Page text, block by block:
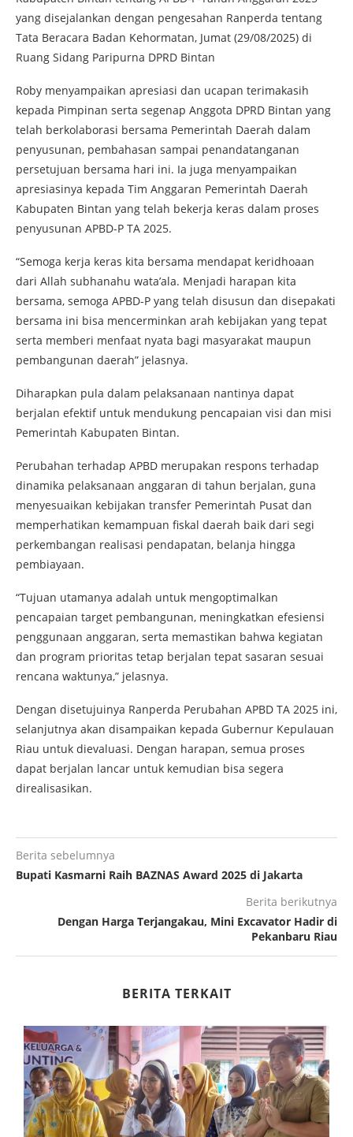
yang disejalankan dengan pengesahan Ranperda tentang
Tata Beracara Badan Kehormatan, Jumat (29/08/2025) di
Ruang Sidang Paripurna DPRD Bintan
Roby menyampaikan apresiasi dan ucapan terimakasih
kepada Pimpinan serta segenap Anggota DPRD Bintan yang
telah berkolaborasi bersama Pemerintah Daerah dalam
penyusunan, pembahasan sampai penandatanganan
persetujuan bersama hari ini. Ia juga menyampaikan
apresiasinya kepada Tim Anggaran Pemerintah Daerah
Kabupaten Bintan yang telah bekerja keras dalam proses
penyusunan APBD-P TA 2025.
“Semoga kerja keras kita bersama mendapat keridhoaan
dari Allah subhanahu wata’ala. Menjadi harapan kita
bersama, semoga APBD-P yang telah disusun dan disepakati
bersama ini bisa mencerminkan arah kebijakan yang tepat
serta memberi menfaat nyata bagi masyarakat maupun
pembangunan daerah” jelasnya.
Diharapkan pula dalam pelaksanaan nantinya dapat
berjalan efektif untuk mendukung pencapaian visi dan misi
Pemerintah Kabupaten Bintan.
Perubahan terhadap APBD merupakan respons terhadap
dinamika pelaksanaan anggaran di tahun berjalan, guna
menyesuaikan kebijakan transfer Pemerintah Pusat dan
memperhatikan kemampuan fiskal daerah baik dari segi
perkembangan realisasi pendapatan, belanja hingga
pembiayaan.
“Tujuan utamanya adalah untuk mengoptimalkan
pencapaian target pembangunan, meningkatkan efesiensi
penggunaan anggaran, serta memastikan bahwa kegiatan
dan program prioritas tetap berjalan tepat sasaran sesuai
rencana waktunya,” jelasnya.
Dengan disetujuinya Ranperda Perubahan APBD TA 2025 ini,
selanjutnya akan disampaikan kepada Gubernur Kepulauan
Riau untuk dievaluasi. Dengan harapan, semua proses
dapat berjalan lancar untuk kemudian bisa segera
direalisasikan.
Berita sebelumnya
Bupati Kasmarni Raih BAZNAS Award 2025 di Jakarta
Berita berikutnya
Dengan Harga Terjangakau, Mini Excavator Hadir di
Pekanbaru Riau
BERITA TERKAIT